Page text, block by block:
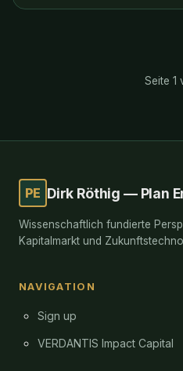
Seite 1
PE Dirk Röthig — Plan
Wissenschaftlich fundierte
Kapitalmarkt und
NAVIGATION
Sign up
VERDANTIS Impact Capital